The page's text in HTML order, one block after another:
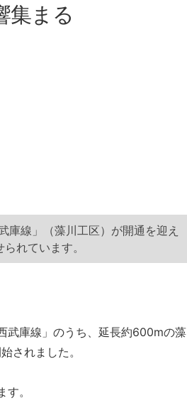
集まる
線」（藻川工区）が開通を迎え
れています。
武庫線」のうち、延長約600mの藻
されました。
。